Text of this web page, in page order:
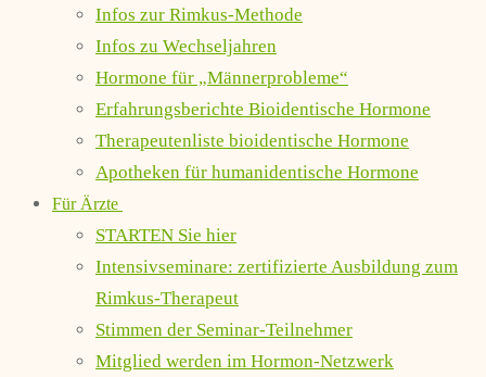
Infos zur Rimkus-Methode
Infos zu Wechseljahren
Hormone für „Männerprobleme“
Erfahrungsberichte Bioidentische Hormone
Therapeutenliste bioidentische Hormone
Apotheken für humanidentische Hormone
Für Ärzte
STARTEN Sie hier
Intensivseminare: zertifizierte Ausbildung zum
Rimkus-Therapeut
Stimmen der Seminar-Teilnehmer
Mitglied werden im Hormon-Netzwerk